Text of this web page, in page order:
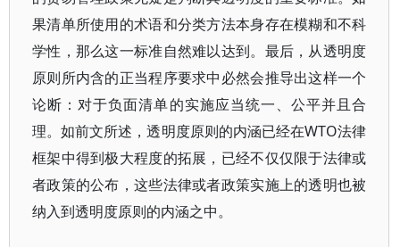
果清单所使用的术语和分类方法本身存在模糊和不科
学性，那么这一标准自然难以达到。最后，从透明度
原则所内含的正当程序要求中必然会推导出这样一个
论断：对于负面清单的实施应当统一、公平并且合
理。如前文所述，透明度原则的内涵已经在WTO法律
框架中得到极大程度的拓展，已经不仅仅限于法律或
者政策的公布，这些法律或者政策实施上的透明也被
纳入到透明度原则的内涵之中。